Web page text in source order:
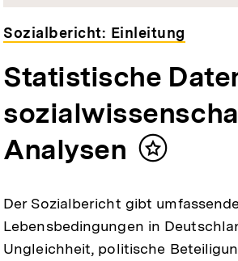
Sozialbericht: Einleitung
Statistische
Analysen
Inhalt
Der Sozialbericht gibt
Lebensbedingungen in
Ungleichheit, politische